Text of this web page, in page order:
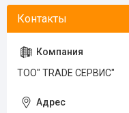
ТОО" TRADE СЕРВИС"